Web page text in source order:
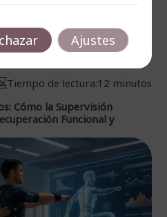
Tiempo de lectura:12 minutos
Cómo la Supervisión
Funcional y
Ajustes